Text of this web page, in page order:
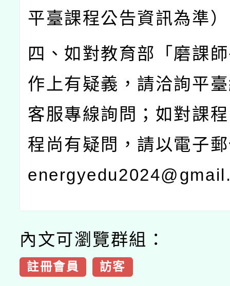
平臺課程公告資訊為準
四、如對教育部「磨課
作上有疑義，請洽詢平
客服專線詢問；如對課
程尚有疑問，請以電子
內文可瀏覽群組：
註冊會員 訪客